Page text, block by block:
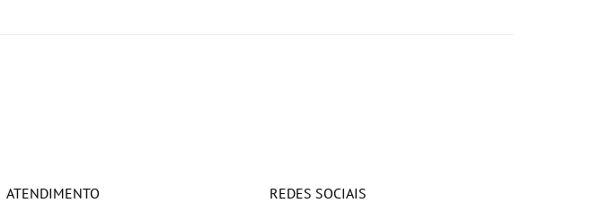
ATENDIMENTO REDES SOCIAIS